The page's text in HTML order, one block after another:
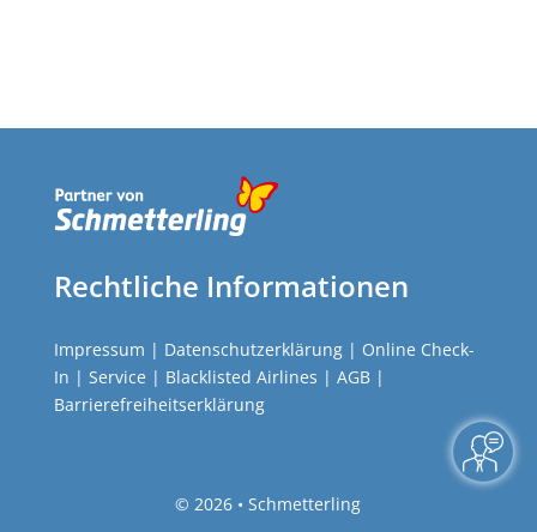
Rechtliche Informationen
Impressum | Datenschutzerklärung| Online Check-
In | Service | Blacklisted Airlines | AGB|
Barrierefreiheitserklärung
© 2026 • Schmetterling